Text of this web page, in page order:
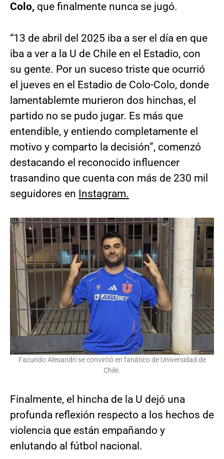
Colo, que finalmente nunca se jugó.
“13 de abril del 2025 iba a ser el día en que
iba a ver a la U de Chile en el Estadio, con
su gente. Por un suceso triste que ocurrió
el jueves en el Estadio de Colo-Colo, donde
lamentablemte murieron dos hinchas, el
partido no se pudo jugar. Es más que
entendible, y entiendo completamente el
motivo y comparto la decisión”, comenzó
destacando el reconocido influencer
trasandino que cuenta con más de 230 mil
seguidores en Instagram.
Facundo Alesandri se convirtió en fanático de Universidad de
Chile.
Finalmente, el hincha de la U dejó una
profunda reflexión respecto a los hechos de
violencia que están empañando y
enlutando al fútbol nacional.